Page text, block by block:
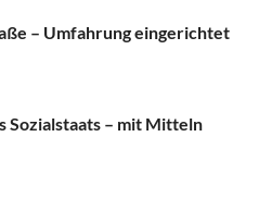
­– Umfahrung eingerichtet
Sozialstaats – mit Mitteln